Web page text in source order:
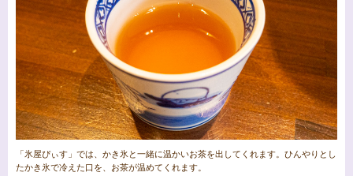
「氷屋ぴぃす」では、かき氷と一緒に温かいお茶を出してくれます。ひんやりとし
たかき氷で冷えた口を、お茶が温めてくれます。